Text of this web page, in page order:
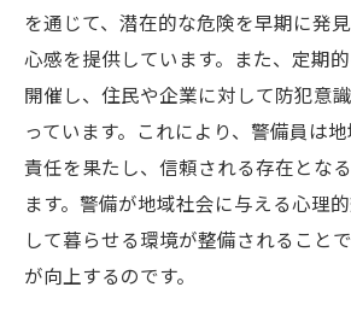
を通じて、潜在的な危険を早期に発
心感を提供しています。また、定期
開催し、住民や企業に対して防犯意
っています。これにより、警備員は
責任を果たし、信頼される存在とな
ます。警備が地域社会に与える心理
して暮らせる環境が整備されること
が向上するのです。